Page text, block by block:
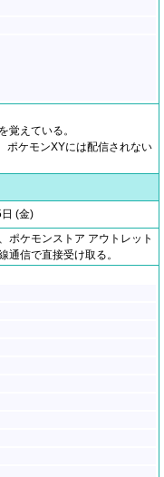
覚えている。
ポケモンXYには配信されない
(金)
ポケモンストア アウトレット
通信で直接受け取る。